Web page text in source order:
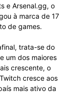
e Arsenal.gg, o
à marca de 17
de games.
trata-se do
um dos maiores
crescente, o
cresce aos
mais ativo da